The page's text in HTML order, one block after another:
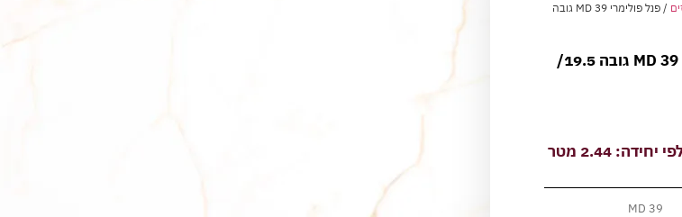
/ פנל פולימרי MD 39 גובה
פנל פולימרי MD 39 גובה 19.5/
המחיר הינו לפי יחידה: 2.44 מטר
MD 39